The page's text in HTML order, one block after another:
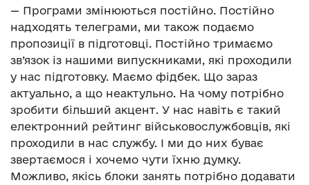
— Програми змінюються постійно. Постійно
надходять телеграми, ми також подаємо
пропозиції в підготовці. Постійно тримаємо
зв’язок із нашими випускниками, які проходили
у нас підготовку. Маємо фідбек. Що зараз
актуально, а що неактульно. На чому потрібно
зробити більший акцент. У нас навіть є такий
електронний рейтинг військовослужбовців, які
проходили в нас службу. І ми до них буває
звертаємося і хочемо чути їхню думку.
Можливо, якісь блоки занять потрібно додавати